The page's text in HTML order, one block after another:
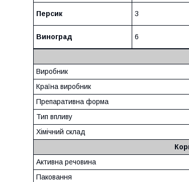
Персик 3
Виноград 6
Виробник
Країна виробник
Препаративна форма
Тип впливу
Хімічний склад
Активна речовина
Паковання